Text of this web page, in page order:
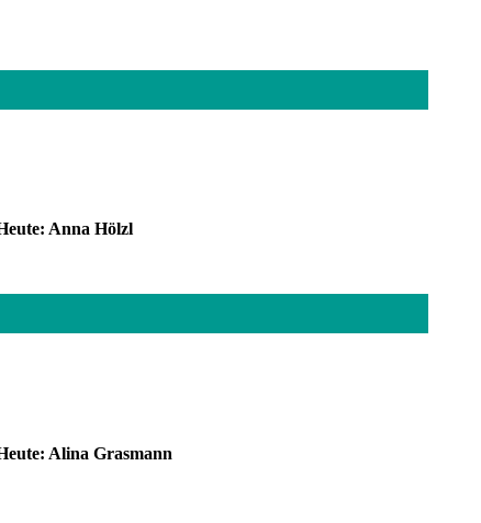
Anna Hölzl
Alina Grasmann